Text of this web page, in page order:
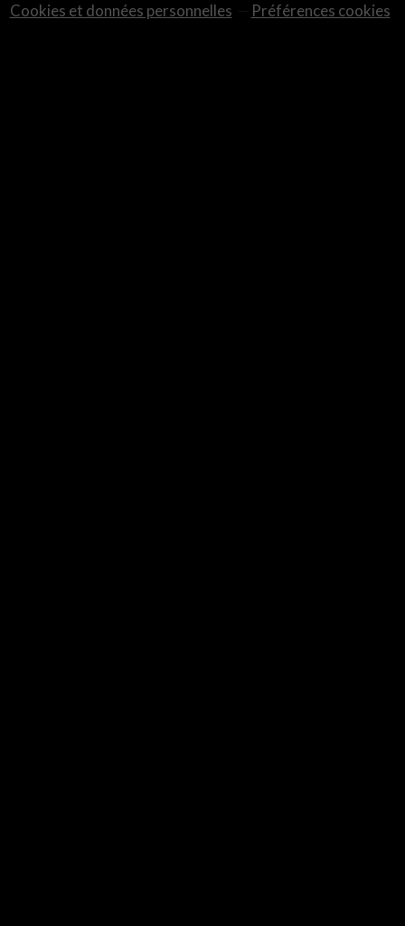
Cookies et données personnelles
Préférences cookies